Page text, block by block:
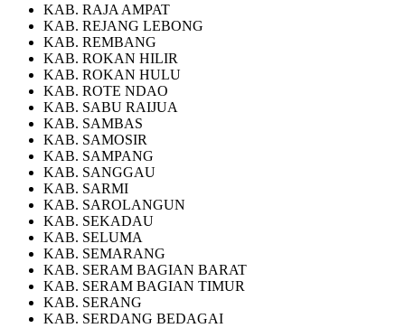
KAB. RAJA AMPAT
KAB. REJANG LEBONG
KAB. REMBANG
KAB. ROKAN HILIR
KAB. ROKAN HULU
KAB. ROTE NDAO
KAB. SABU RAIJUA
KAB. SAMBAS
KAB. SAMOSIR
KAB. SAMPANG
KAB. SANGGAU
KAB. SARMI
KAB. SAROLANGUN
KAB. SEKADAU
KAB. SELUMA
KAB. SEMARANG
KAB. SERAM BAGIAN BARAT
KAB. SERAM BAGIAN TIMUR
KAB. SERANG
KAB. SERDANG BEDAGAI